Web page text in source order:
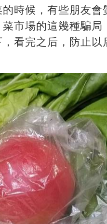
時候，有些朋友會
市場的這幾種騙局
看完之后，防止以